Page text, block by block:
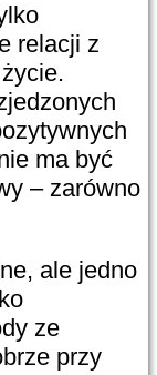
relacji z
ma być
– zarówno
ale jedno
ze
przy